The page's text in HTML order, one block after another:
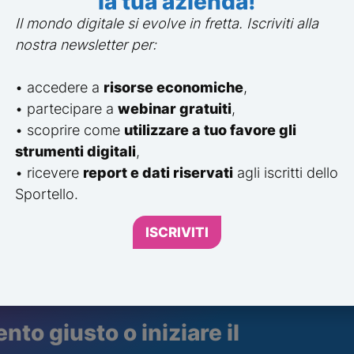
per aziende e
e al costante dialogo con imprese,
essere lasciato al caso. Per questo, seguiamo
del profilo più adatto.
in un percorso orientato a inserirsi in
giusto o iniziare il
Il mondo digitale si evolve in fretta. Iscriviti alla
nostra newsletter per:
• accedere a risorse economiche,
• partecipare a webinar gratuiti,
• scoprire come utilizzare a tuo favore gli
strumenti digitali,
• ricevere report e dati riservati agli iscritti dello
Sportello.
ISCRIVITI